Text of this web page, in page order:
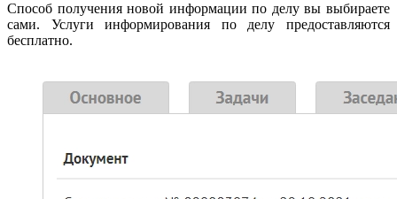
Способ получения новой информации по делу вы выбираете
сами. Услуги информирования по делу предоставляются
бесплатно.